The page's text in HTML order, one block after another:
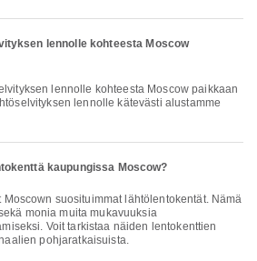
lennolle kohteesta Moscow
lennolle kätevästi alustamme
kaupungissa Moscow?
suosituimmat lähtölentokentät. Nämä
monia muita mukavuuksia
Voit tarkistaa näiden lentokenttien
pohjaratkaisuista.